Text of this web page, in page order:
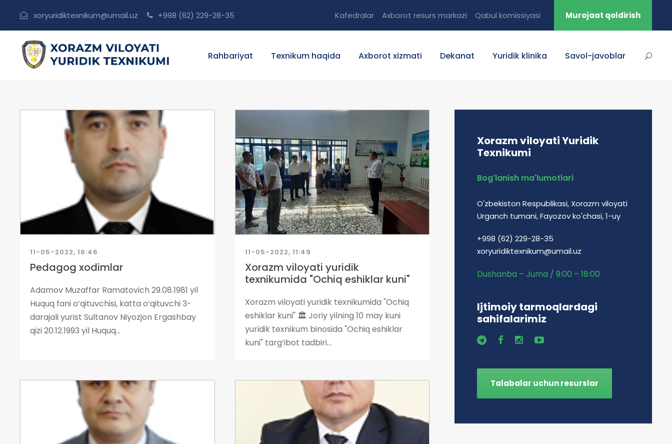
xoryuridiktexnikum@umail.uz +998 (62) 229-28-35 Kafedralar Axborot resurs markazi Qabul komissiyasi Murojaat qoldirish
Rahbariyat Texnikum haqida Axborot xizmati Dekanat Yuridik klinika Savol-javoblar
11-05-2022, 16:46
Pedagog xodimlar
Adamov Muzaffar Ramatovich 29.08.1981 yil
Huquq fani o‘qituvchisi, katta o‘qituvchi 3-
darajali yurist Sultanov Niyozjon Ergashbay
qizi 20.12.1993 yil Huquq...
11-05-2022, 11:49
Xorazm viloyati yuridik
texnikumida "Ochiq eshiklar kuni"
Xorazm viloyati yuridik texnikumida "Ochiq
eshiklar kuni" 🏛 Joriy yilning 10 may kuni
yuridik texnikum binosida "Ochiq eshiklar
kuni" targ‘ibot tadbiri...
Xorazm viloyati Yuridik
Texnikumi
Bog'lanish ma'lumotlari
O'zbekiston Respublikasi, Xorazm viloyati
Urganch tumani, Fayozov ko'chasi, 1-uy
+998 (62) 229-28-35
xoryuridiktexnikum@umail.uz
Dushanba – Juma / 9:00 – 18:00
Ijtimoiy tarmoqlardagi
sahifalarimiz
Talabalar uchun resurslar